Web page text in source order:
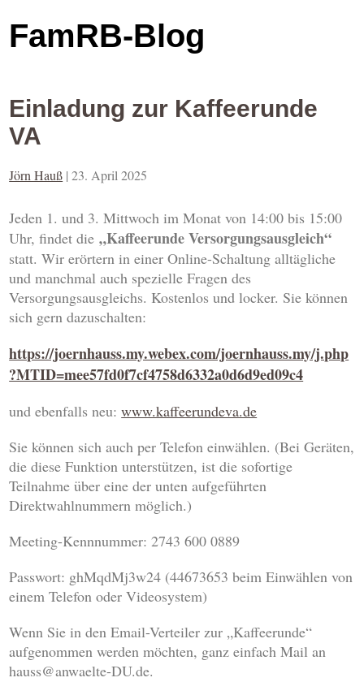
FamRB-Blog
Einladung zur Kaffeerunde
VA
Jörn Hauß |23. April 2025
Jeden 1. und 3. Mittwoch im Monat von 14:00 bis 15:00
Uhr, findet die„Kaffeerunde Versorgungsausgleich“
statt. Wir erörtern in einer Online-Schaltung alltägliche
und manchmal auch spezielle Fragen des
Versorgungsausgleichs. Kostenlos und locker. Sie können
sich gern dazuschalten:
https://joernhauss.my.webex.com/joernhauss.my/j.php
?MTID=mee57fd0f7cf4758d6332a0d6d9ed09c4
und ebenfalls neu:www.kaffeerundeva.de
Sie können sich auch per Telefon einwählen. (Bei Geräten,
die diese Funktion unterstützen, ist die sofortige
Teilnahme über eine der unten aufgeführten
Direktwahlnummern möglich.)
Meeting-Kennnummer: 2743 600 0889
Passwort: ghMqdMj3w24 (44673653 beim Einwählen von
einem Telefon oder Videosystem)
Wenn Sie in den Email-Verteiler zur „Kaffeerunde“
aufgenommen werden möchten, ganz einfach Mail an
hauss@anwaelte-DU.de.